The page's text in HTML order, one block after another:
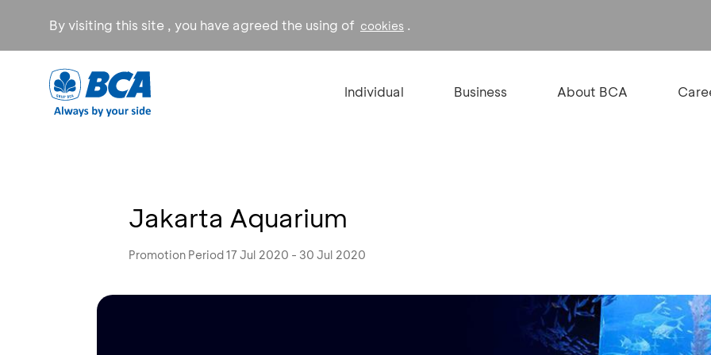
By visiting this site , you have agreed the using of cookies .
Individual Business About BCA
Jakarta Aquarium
Promotion Period 17 Jul 2020 - 30 Jul 2020